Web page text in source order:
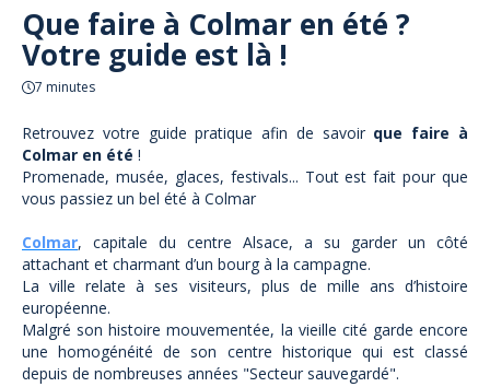
Que faire à Colmar en été ?
Votre guide est là !
7 minutes
Retrouvez votre guide pratique afin de savoir que faire à
Colmar en été !
Promenade, musée, glaces, festivals... Tout est fait pour que
vous passiez un bel été à Colmar
Colmar, capitale du centre Alsace, a su garder un côté
attachant et charmant d’un bourg à la campagne.
La ville relate à ses visiteurs, plus de mille ans d’histoire
européenne.
Malgré son histoire mouvementée, la vieille cité garde encore
une homogénéité de son centre historique qui est classé
depuis de nombreuses années "Secteur sauvegardé".